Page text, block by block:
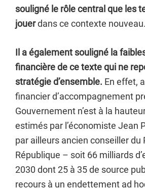
souligné le rôle central que les
jouerdans ce contexte nouveau.
Il a également souligné la
financière de ce texte qui ne
stratégie d’ensemble. En effet,
financier d’accompagnement
Gouvernement n’est à la
estimés par l’économiste Jean
par ailleurs ancien conseiller du
République – soit 66 milliards
2030 dont 25 à 35 de source
recours à un endettement ad